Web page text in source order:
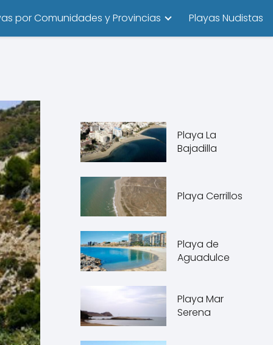
por Comunidades y Provincias Playas Nudistas
Playa La
Bajadilla
Playa Cerrillos
Playa de
Aguadulce
Playa Mar
Serena